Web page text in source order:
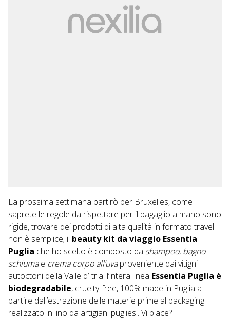
La prossima settimana partirò per Bruxelles, come
saprete le regole da rispettare per il bagaglio a mano sono
rigide, trovare dei prodotti di alta qualità in formato travel
non è semplice; il beauty kit da viaggio Essentia
Puglia che ho scelto è composto da shampoo, bagno
schiumae crema corpo all’uvaproveniente dai vitigni
autoctoni della Valle d’Itria: l’intera linea Essentia Puglia è
biodegradabile, cruelty-free, 100% made in Puglia a
partire dall’estrazione delle materie prime al packaging
realizzato in lino da artigiani pugliesi. Vi piace?